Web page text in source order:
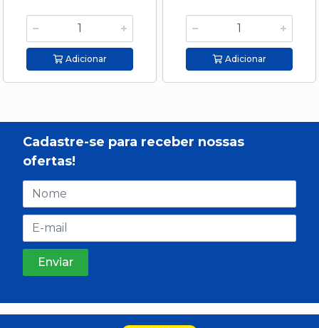
Adicionar Adicionar
Cadastre-se para receber nossas
ofertas!